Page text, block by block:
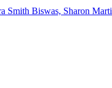
Smith Biswas, Sharon